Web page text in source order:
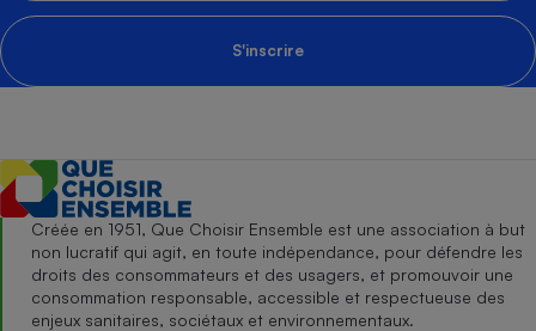
S'inscrire
Créée en 1951, Que Choisir Ensemble est une association à but
non lucratif qui agit, en toute indépendance, pour défendre les
droits des consommateurs et des usagers, et promouvoir une
consommation responsable, accessible et respectueuse des
enjeux sanitaires, sociétaux et environnementaux.